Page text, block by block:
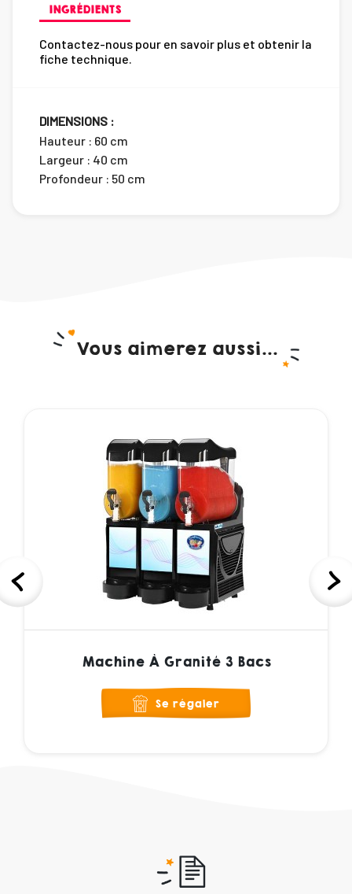
INGRÉDIENTS
Contactez-nous pour en savoir plus et obtenir la
fiche technique.
DIMENSIONS :
Hauteur : 60 cm
Largeur : 40 cm
Profondeur : 50 cm
Vous aimerez aussi...
Machine À Granité 3 Bacs
Se régaler